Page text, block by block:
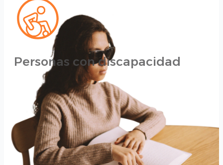
Personas con discapacidad